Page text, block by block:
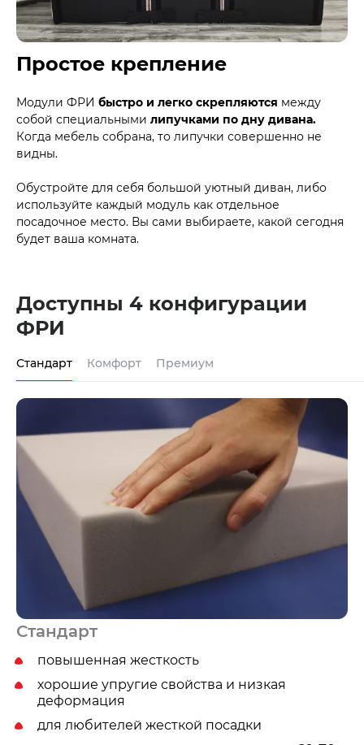
Простое крепление
Модули ФРИ быстро и легко скрепляются между
собой специальными липучками по дну дивана.
Когда мебель собрана, то липучки совершенно не
видны.
Обустройте для себя большой уютный диван, либо
используйте каждый модуль как отдельное
посадочное место. Вы сами выбираете, какой сегодня
будет ваша комната.
Доступны 4 конфигурации
ФРИ
Стандарт Комфорт Премиум
Стандарт
повышенная жесткость
хорошие упругие свойства и низкая
деформация
для любителей жесткой посадки